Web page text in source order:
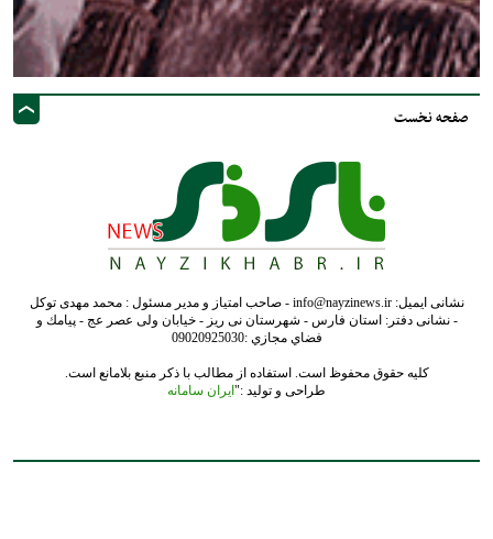
صفحه نخست
نشانی ایمیل: info@nayzinews.ir - صاحب امتیاز و مدیر مسئول : محمد مهدی توکل
- نشانی دفتر: استان فارس - شهرستان نی ریز - خیابان ولی عصر عج - پيامك و
فضاي مجازي :09020925030
کلیه حقوق محفوظ است. استفاده از مطالب با ذکر منبع بلامانع است.
طراحی و تولید :"ایران سامانه